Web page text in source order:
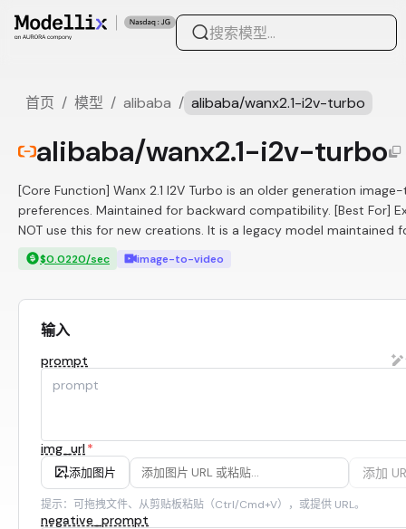
首页 / 模型 / alibaba / alibaba/wanx2.1-i2v-turbo
alibaba/wanx2.1-i2v-turbo
[Core Function] Wanx 2.1 I2V Turbo is an older generation
preferences. Maintained for backward compatibility. [Best For]
NOT use this for new creations. It is a legacy model maintained
$0.0220/sec image-to-video
输入
prompt
img_url*
添加图片 添加
提示：可拖拽文件、从剪贴板粘贴（Ctrl/Cmd+V），或提供 URL。
negative_prompt